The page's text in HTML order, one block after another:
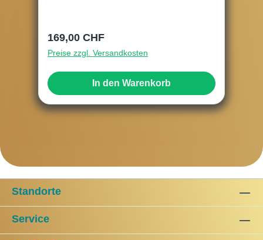
Regulärer Preis:
169,00 CHF
Preise zzgl. Versandkosten
In den Warenkorb
Standorte
Service